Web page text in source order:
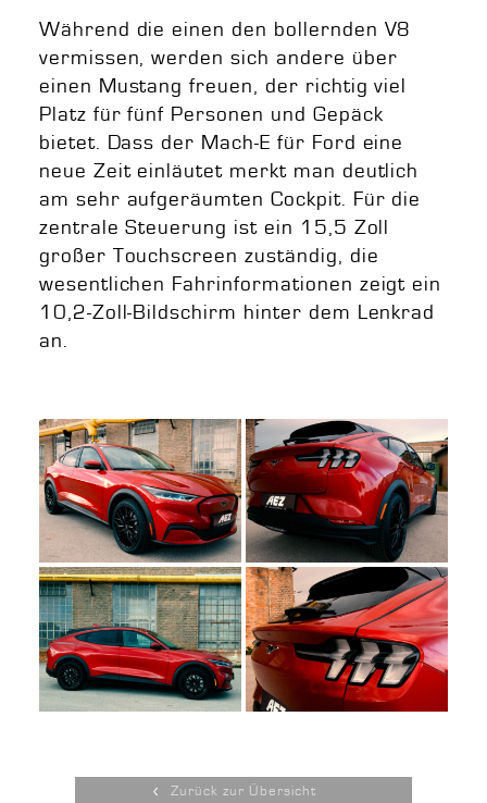
Während die einen den bollernden V8
vermissen, werden sich andere über
einen Mustang freuen, der richtig viel
Platz für fünf Personen und Gepäck
bietet. Dass der Mach-E für Ford eine
neue Zeit einläutet merkt man deutlich
am sehr aufgeräumten Cockpit. Für die
zentrale Steuerung ist ein 15,5 Zoll
großer Touchscreen zuständig, die
wesentlichen Fahrinformationen zeigt ein
10,2-Zoll-Bildschirm hinter dem Lenkrad
an.
Zurück zur Übersicht